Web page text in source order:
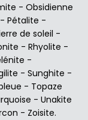
- Obsidienne
- Pétalite -
de soleil -
- Rhyolite -
-
- Sunghite -
- Topaze
- Unakite
- Zoisite.